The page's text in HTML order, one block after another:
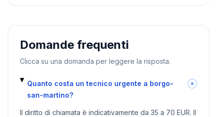
Domande frequenti
Clicca su una domanda per leggere la risposta.
Quanto costa un tecnico urgente a borgo-
san-martino?
Il diritto di chiamata è indicativamente da 35 a 70 EUR. Il